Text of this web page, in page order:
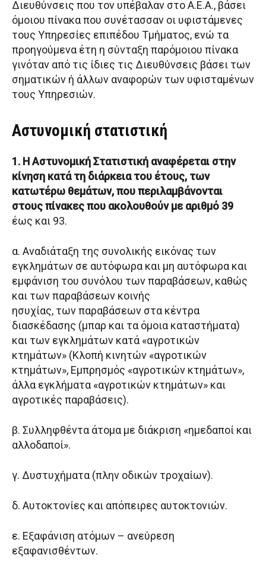
Διευθύνσεις που τον υπέβαλαν στο Α.Ε.Α., βάσει
όμοιου πίνακα που συνέτασσαν οι υφιστάμενες
τους Υπηρεσίες επιπέδου Τμήματος, ενώ τα
προηγούμενα έτη η σύνταξη παρόμοιου πίνακα
γινόταν από τις ίδιες τις Διευθύνσεις βάσει των
σηματικών ή άλλων αναφορών των υφισταμένων
τους Υπηρεσιών.
Αστυνομική στατιστική
1. Η Αστυνομική Στατιστική αναφέρεται στην
κίνηση κατά τη διάρκεια του έτους, των
κατωτέρω θεμάτων, που περιλαμβάνονται
στους πίνακες που ακολουθούν με αριθμό 39
έως και 93.
α. Αναδιάταξη της συνολικής εικόνας των
εγκλημάτων σε αυτόφωρα και μη αυτόφωρα και
εμφάνιση του συνόλου των παραβάσεων, καθώς
και των παραβάσεων κοινής
ησυχίας, των παραβάσεων στα κέντρα
διασκέδασης (μπαρ και τα όμοια καταστήματα)
και των εγκλημάτων κατά «αγροτικών
κτημάτων» (Κλοπή κινητών «αγροτικών
κτημάτων», Εμπρησμός «αγροτικών κτημάτων»,
άλλα εγκλήματα «αγροτικών κτημάτων» και
αγροτικές παραβάσεις).
β. Συλληφθέντα άτομα με διάκριση «ημεδαποί και
αλλοδαποί».
γ. Δυστυχήματα (πλην οδικών τροχαίων).
δ. Αυτοκτονίες και απόπειρες αυτοκτονιών.
ε. Εξαφάνιση ατόμων – ανεύρεση
εξαφανισθέντων.